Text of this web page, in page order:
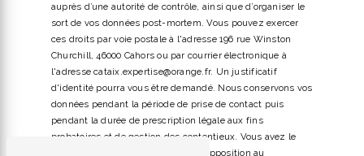
auprès d’une autorité de contrôle, ainsi que d’organiser le
sort de vos données post-mortem. Vous pouvez exercer
ces droits par voie postale à l'adresse 196 rue Winston
Churchill, 46000 Cahors ou par courrier électronique à
l'adresse cataix.expertise@orange.fr. Un justificatif
d'identité pourra vous être demandé. Nous conservons vos
données pendant la période de prise de contact puis
pendant la durée de prescription légale aux fins
probatoires et de gestion des contentieux. Vous avez le
droit de vous inscrire sur la liste d'opposition au